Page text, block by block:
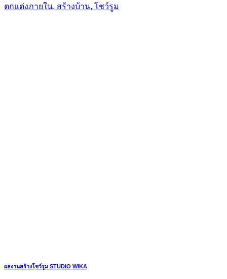
ตกแต่งภายใน, สร้างบ้าน, โชว์รูม
ผลงานสร้างโชว์รูม STUDIO WIKA